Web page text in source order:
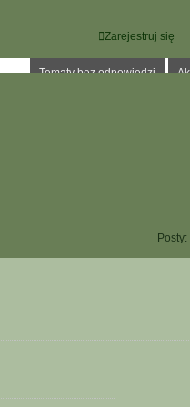
Zarejestruj się
Tematy bez odpowiedzi
Posty: